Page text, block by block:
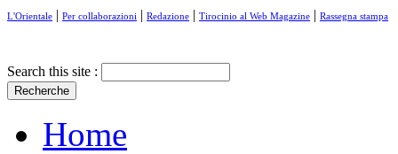
L'Orientale | Per collaborazioni | Redazione | Tirocinio al Web Magazine | Rassegna stampa
Search this site :
Home